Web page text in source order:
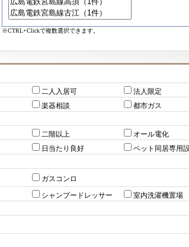
※CTRL+Clickで複数選択できます。
二人入居可
法人限定
楽器相談
都市ガス
二階以上
オール電化
日当たり良好
ペット同居専用
ガスコンロ
シャンプードレッサー
室内洗濯機置場